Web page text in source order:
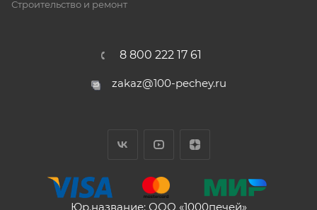
Строительство и ремонт
8 800 222 17 61
zakaz@100-pechey.ru
Юр.название: ООО «1000печей»